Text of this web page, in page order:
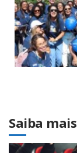
Saiba mais